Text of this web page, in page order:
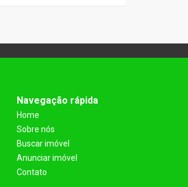
Navegação rápida
Home
Sobre nós
Buscar imóvel
Anunciar imóvel
Contato